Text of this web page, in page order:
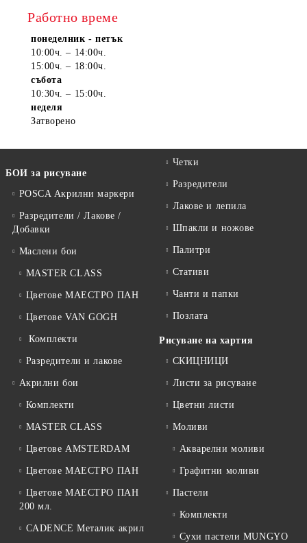
Работно време
понеделник - петък
10:00ч. – 14:00ч.
15:00ч. – 18:00ч.
събота
10:30ч. – 15:00ч.
неделя
Затворено
БОИ за рисуване
POSCA Акрилни маркери
Разредители / Лакове /
Добавки
Маслени бои
MASTER CLASS
Цветове МАЕСТРО ПАН
Цветове VAN GOGH
Комплекти
Разредители и лакове
Акрилни бои
Комплекти
MASTER CLASS
Цветове AMSTERDAM
Цветове МАЕСТРО ПАН
Цветове МАЕСТРО ПАН
200 мл.
CADENCE Металик акрил
Четки
Разредители
Лакове и лепила
Шпакли и ножове
Палитри
Стативи
Чанти и папки
Позлата
Рисуване на хартия
СКИЦНИЦИ
Листи за рисуване
Цветни листи
Моливи
Акварелни моливи
Графитни моливи
Пастели
Комплекти
Сухи пастели MUNGYO